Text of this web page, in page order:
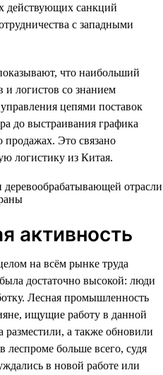
действующих санкций
с западными
что наибольший
и логистов со знанием
цепями поставок
до выстраивания графика
Это связано
логистику из Китая.
активность
на всём рынке труда
достаточно высокой: люди
Лесная промышленность
ищущие работу в данной
разместили, а также обновили
леспроме больше всего, судя
в новой работе или